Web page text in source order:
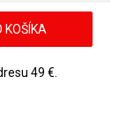
KOŠÍKA
49 €.